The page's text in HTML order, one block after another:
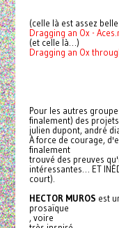
(celle là est assez
Dragging an Ox -
(et celle là…)
Dragging an Ox
Pour les autres
finalement) des
julien dupont, andré
À force de courage,
finalement
trouvé des preuves
intéressantes… ET
court).
HECTOR MUROS est
prosaïque
, voire